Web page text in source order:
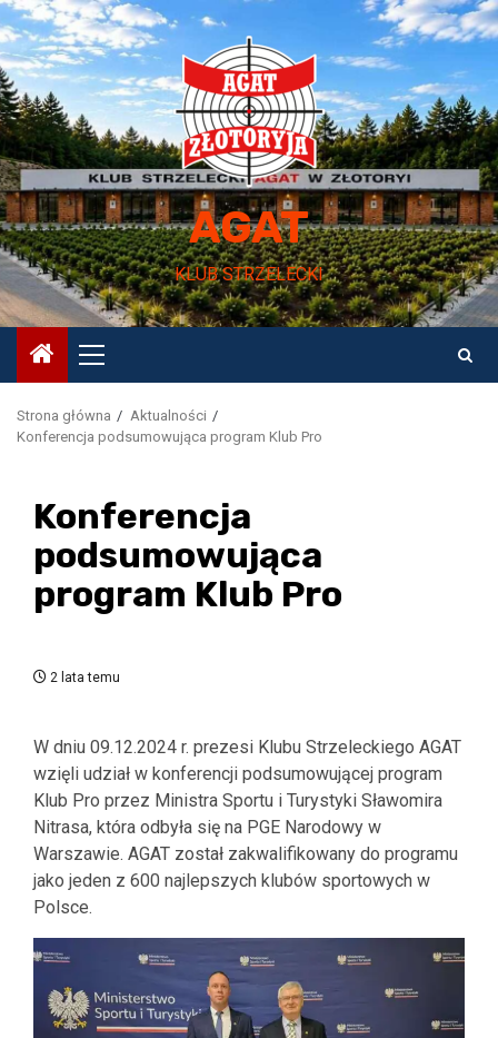
Przejdź
do
treści
AGAT
KLUB STRZELECKI
Menu
główne
Strona główna
Aktualności
Konferencja podsumowująca program Klub Pro
Konferencja
podsumowująca
program Klub Pro
2 lata temu
W dniu 09.12.2024 r. prezesi Klubu Strzeleckiego AGAT
wzięli udział w konferencji podsumowującej program
Klub Pro przez Ministra Sportu i Turystyki Sławomira
Nitrasa, która odbyła się na PGE Narodowy w
Warszawie. AGAT został zakwalifikowany do programu
jako jeden z 600 najlepszych klubów sportowych w
Polsce.